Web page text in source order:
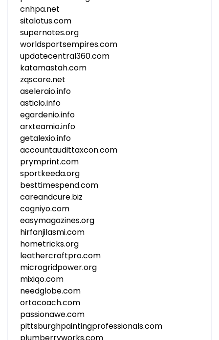
cnhpa.net
sitalotus.com
supernotes.org
worldsportsempires.com
updatecentral360.com
katamastah.com
zqscore.net
aseleraio.info
asticio.info
egardenio.info
arxteamio.info
getalexio.info
accountaudittaxcon.com
prymprint.com
sportkeeda.org
besttimespend.com
careandcure.biz
cogniyo.com
easymagazines.org
hirfanjilasmi.com
hometricks.org
leathercraftpro.com
microgridpower.org
mixiqo.com
needglobe.com
ortocoach.com
passionawe.com
pittsburghpaintingprofessionals.com